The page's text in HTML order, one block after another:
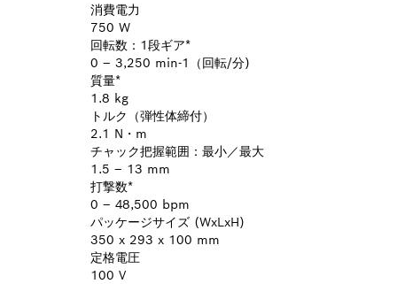
消費電力
750 W
回転数：1段ギア*
0 – 3,250 min-1（回転/分)
質量*
1.8 kg
トルク（弾性体締付）
2.1 N・m
チャック把握範囲：最小／最大
1.5 – 13 mm
打撃数*
0 – 48,500 bpm
パッケージサイズ (WxLxH)
350 x 293 x 100 mm
定格電圧
100 V